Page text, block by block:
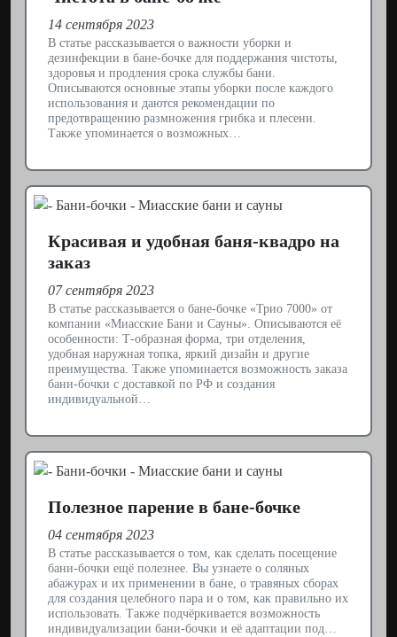
14 сентября 2023
В статье рассказывается о важности уборки и
дезинфекции в бане-бочке для поддержания чистоты,
здоровья и продления срока службы бани.
Описываются основные этапы уборки после каждого
использования и даются рекомендации по
предотвращению размножения грибка и плесени.
Также упоминается о возможных…
Красивая и удобная баня-квадро на
заказ
07 сентября 2023
В статье рассказывается о бане-бочке «Трио 7000» от
компании «Миасские Бани и Сауны». Описываются её
особенности: Т-образная форма, три отделения,
удобная наружная топка, яркий дизайн и другие
преимущества. Также упоминается возможность заказа
бани-бочки с доставкой по РФ и создания
индивидуальной…
Полезное парение в бане-бочке
04 сентября 2023
В статье рассказывается о том, как сделать посещение
бани-бочки ещё полезнее. Вы узнаете о соляных
абажурах и их применении в бане, о травяных сборах
для создания целебного пара и о том, как правильно их
использовать. Также подчёркивается возможность
индивидуализации бани-бочки и её адаптации под…